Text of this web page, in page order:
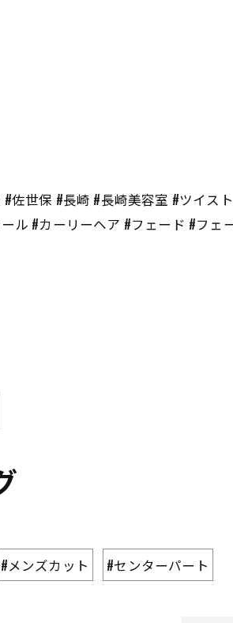
#佐世保 #長崎 #長崎美容室 #ツイス
ル #カーリーヘア #フェード #フェ
#メンズカット #センターパート